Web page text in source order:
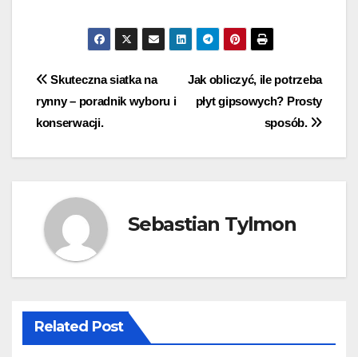
Nawigacja
wpisu
Jak obliczyć, ile potrzeba
płyt gipsowych? Prosty
sposób.
Skuteczna siatka na
rynny – poradnik wyboru i
konserwacji.
Sebastian Tylmon
Related Post